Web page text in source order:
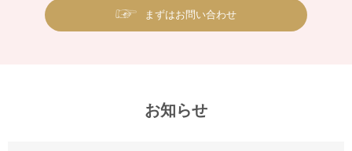
まずはお問い合わせ
お知らせ